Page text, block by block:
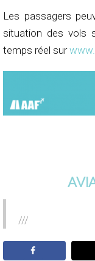
Les passagers
situation des vols
temps réel sur
///